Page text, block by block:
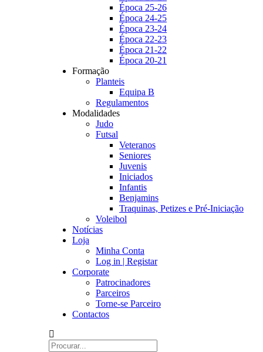
Época 25-26
Época 24-25
Época 23-24
Época 22-23
Época 21-22
Época 20-21
Formação
Planteis
Equipa B
Regulamentos
Modalidades
Judo
Futsal
Veteranos
Seniores
Juvenis
Iniciados
Infantis
Benjamins
Traquinas, Petizes e Pré-Iniciação
Voleibol
Notícias
Loja
Minha Conta
Log in | Registar
Corporate
Patrocinadores
Parceiros
Torne-se Parceiro
Contactos